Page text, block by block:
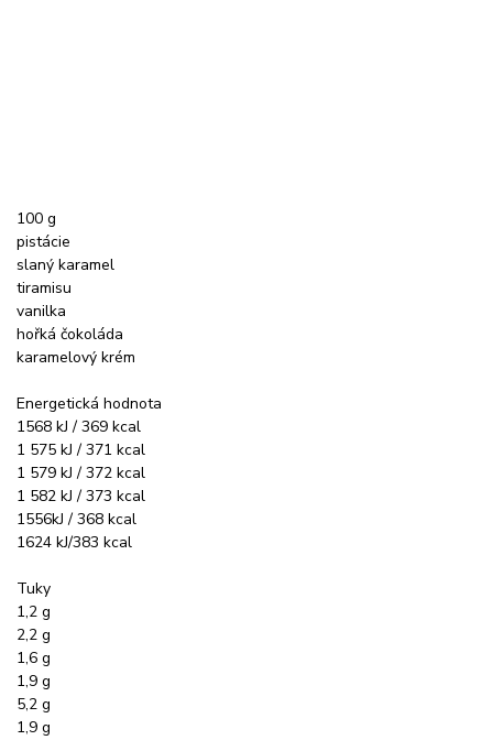
100 g
pistácie
slaný karamel
tiramisu
vanilka
hořká čokoláda
karamelový krém
Energetická hodnota
1568 kJ / 369 kcal
1 575 kJ / 371 kcal
1 579 kJ / 372 kcal
1 582 kJ / 373 kcal
1556kJ / 368 kcal
1624 kJ/383 kcal
Tuky
1,2 g
2,2 g
1,6 g
1,9 g
5,2 g
1,9 g